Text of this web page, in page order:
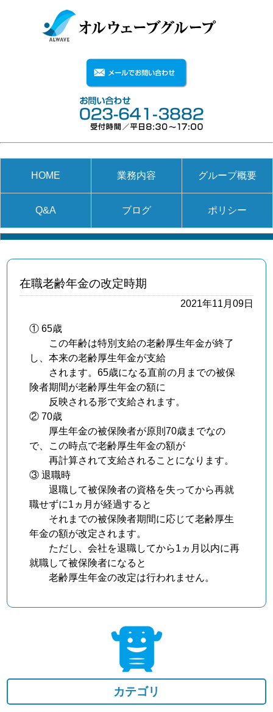
HOME 業務内容 グループ概要
Q&A ブログ ポリシー
在職老齢年金の改定時期
2021年11月09日
① 65歳
この年齢は特別支給の老齢厚生年金が終了
し、本来の老齢厚生年金が支給
されます。65歳になる直前の月までの被保
険者期間が老齢厚生年金の額に
反映される形で支給されます。
② 70歳
厚生年金の被保険者が原則70歳までなの
で、この時点で老齢厚生年金の額が
再計算されて支給されることになります。
③ 退職時
退職して被保険者の資格を失ってから再就
職せずに1ヵ月が経過すると
それまでの被保険者期間に応じて老齢厚生
年金の額が改定されます。
ただし、会社を退職してから1ヵ月以内に再
就職して被保険者になると
老齢厚生年金の改定は行われません。
カテゴリ